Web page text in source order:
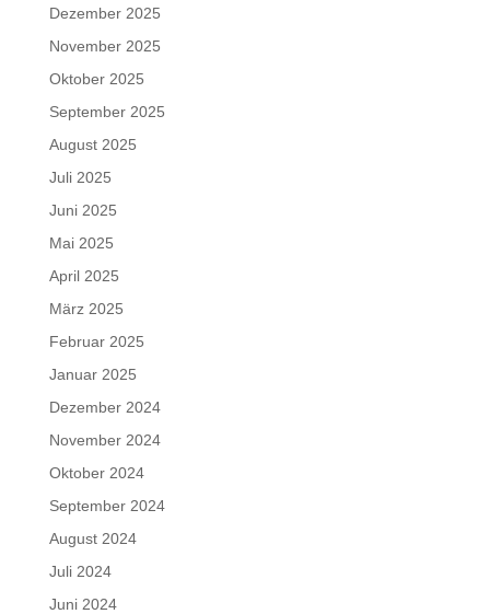
Dezember 2025
November 2025
Oktober 2025
September 2025
August 2025
Juli 2025
Juni 2025
Mai 2025
April 2025
März 2025
Februar 2025
Januar 2025
Dezember 2024
November 2024
Oktober 2024
September 2024
August 2024
Juli 2024
Juni 2024